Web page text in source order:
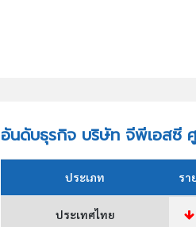
อันดับธุรกิจ บริษัท จีพีเอสซี
ประเภท รา
ประเทศไทย